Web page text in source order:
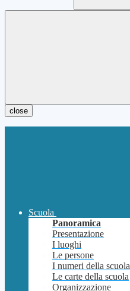
close
Scuola
Panoramica
Presentazione
I luoghi
Le persone
I numeri della scuola
Le carte della scuola
Organizzazione